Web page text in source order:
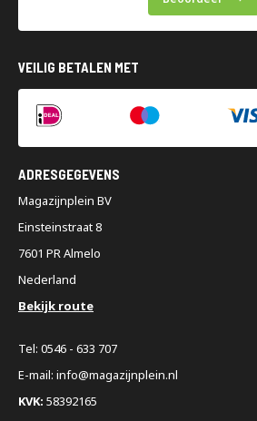
VEILIG BETALEN MET
ADRESGEGEVENS
Magazijnplein BV
Einsteinstraat 8
7601 PR Almelo
Nederland
Bekijk route
Tel: 0546 - 633 707
E-mail: info@magazijnplein.nl
KVK: 58392165